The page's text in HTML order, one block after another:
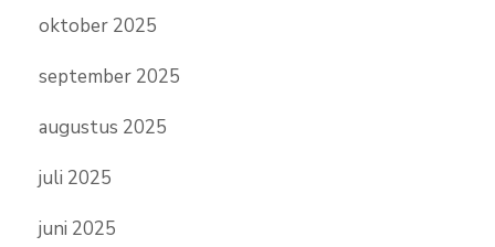
oktober 2025
september 2025
augustus 2025
juli 2025
juni 2025